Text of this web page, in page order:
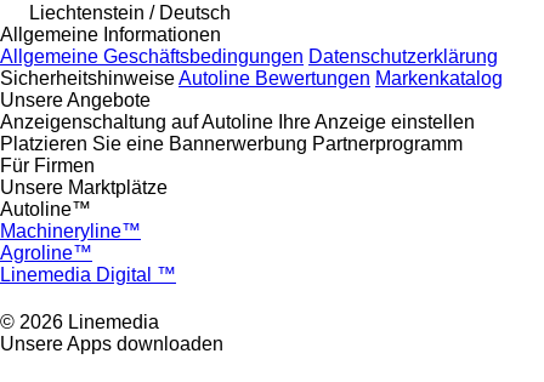
Liechtenstein / Deutsch
Allgemeine Informationen
Allgemeine Geschäftsbedingungen Datenschutzerklärung
SicherheitshinweiseAutoline Bewertungen Markenkatalog
Unsere Angebote
Anzeigenschaltung auf Autoline Ihre Anzeige einstellen
Platzieren Sie eine Bannerwerbung Partnerprogramm
Für Firmen
Unsere Marktplätze
Autoline™
Machineryline™
Agroline™
Linemedia Digital ™
© 2026 Linemedia
Unsere Apps downloaden